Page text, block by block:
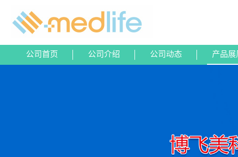
公司首页 公司介绍 公司动态 产品展